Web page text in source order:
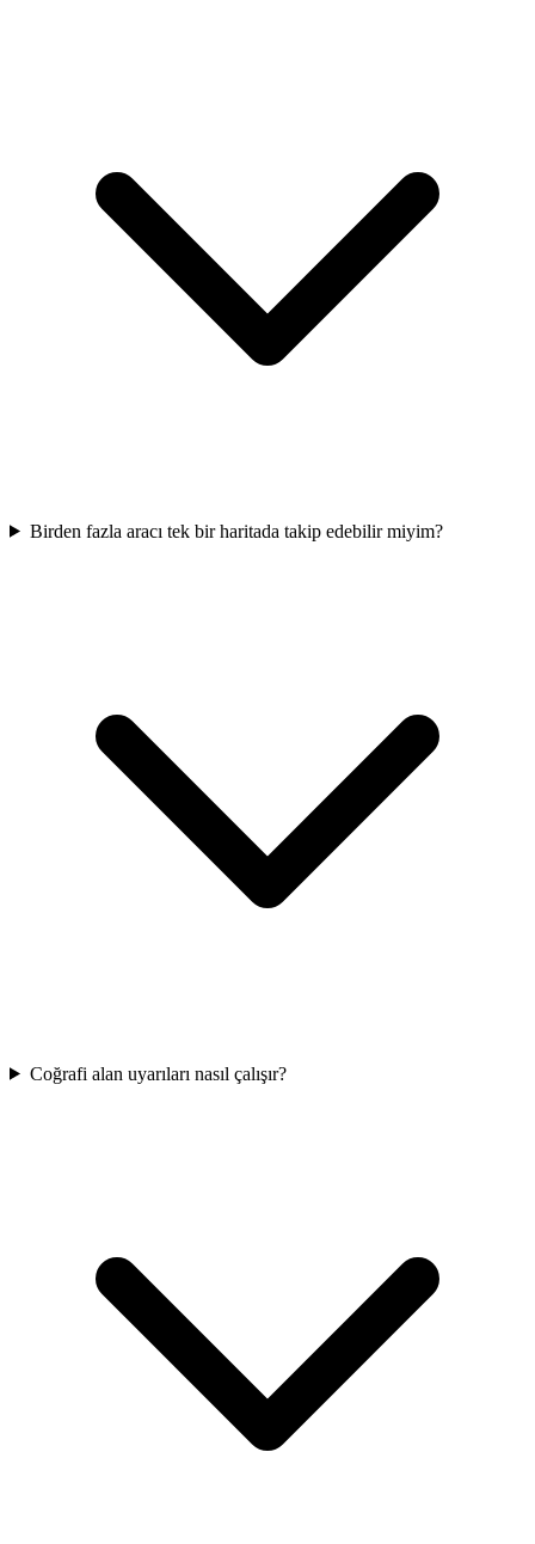
Birden fazla aracı tek bir haritada takip edebilir miyim?
Coğrafi alan uyarıları nasıl çalışır?